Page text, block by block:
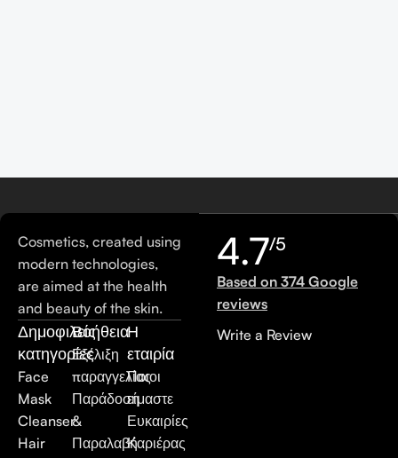
Cosmetics, created using
modern technologies,
are aimed at the health
and beauty of the skin.
Δημοφιλείς
κατηγορίες
Face
Mask
Cleanser
Hair
Βοήθεια
Εξέλιξη
παραγγελίας
Παράδοση
&
Παραλαβή
Η
εταιρία
Ποιοι
είμαστε
Ευκαιρίες
Καριέρας
4.7/5
Based on 374 Google
reviews
Write a Review